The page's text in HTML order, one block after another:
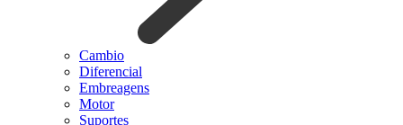
Cambio
Diferencial
Embreagens
Motor
Suportes